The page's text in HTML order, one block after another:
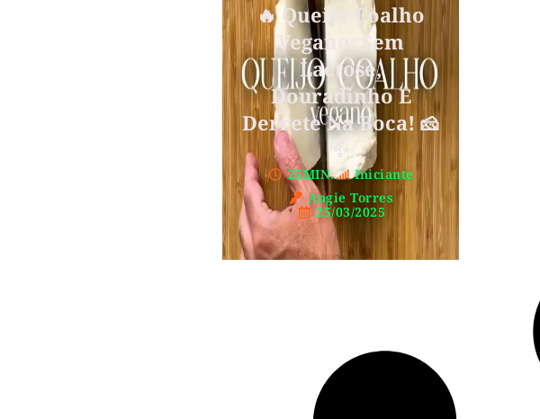
🔥 Queijo Coalho
Vegano: Sem
Lactose,
Douradinho E
Derrete Na Boca! 🧀
25MIN.
Iniciante
Angie Torres
25/03/2025